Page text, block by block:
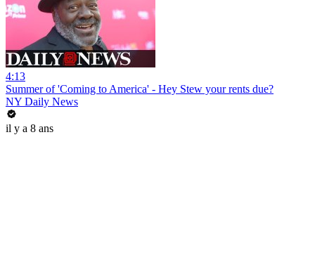
4:13
Summer of 'Coming to America' - Hey Stew your rents due?
NY Daily News
il y a 8 ans